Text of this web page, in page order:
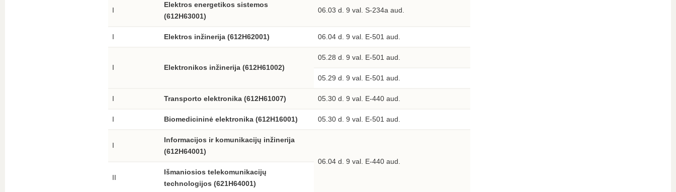
I
Elektros energetikos sistemos
(612H63001)
06.03 d. 9 val. S-234a aud.
I Elektros inžinerija (612H62001) 06.04 d. 9 val. E-501 aud.
I Elektronikos inžinerija (612H61002)
05.28 d. 9 val. E-501 aud.
05.29 d. 9 val. E-501 aud.
I Transporto elektronika (612H61007) 05.30 d. 9 val. E-440 aud.
I Biomedicininė elektronika (612H16001) 05.30 d. 9 val. E-501 aud.
I
Informacijos ir komunikacijų inžinerija
(612H64001)
06.04 d. 9 val. E-440 aud.
II
Išmaniosios telekomunikacijų
technologijos (621H64001)